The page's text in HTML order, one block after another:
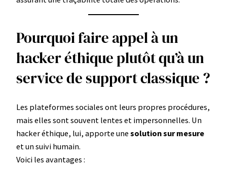
Pourquoi faire appel à un
hacker éthique plutôt qu’à un
service de support classique ?
Les plateformes sociales ont leurs propres procédures,
mais elles sont souvent lentes et impersonnelles. Un
hacker éthique, lui, apporte une solution sur mesure
et un suivi humain.
Voici les avantages :